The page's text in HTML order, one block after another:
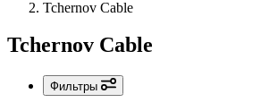
Tchernov Cable
Tchernov Cable
Фильтры